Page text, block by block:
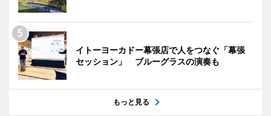
イトーヨーカドー幕張店で人をつなぐ「幕張
セッション」 ブルーグラスの演奏も
もっと見る